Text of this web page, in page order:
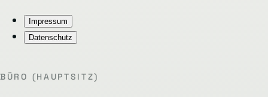
Impressum
Datenschutz
BÜRO (HAUPTSITZ)